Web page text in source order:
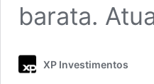
barata.
XP Investimentos